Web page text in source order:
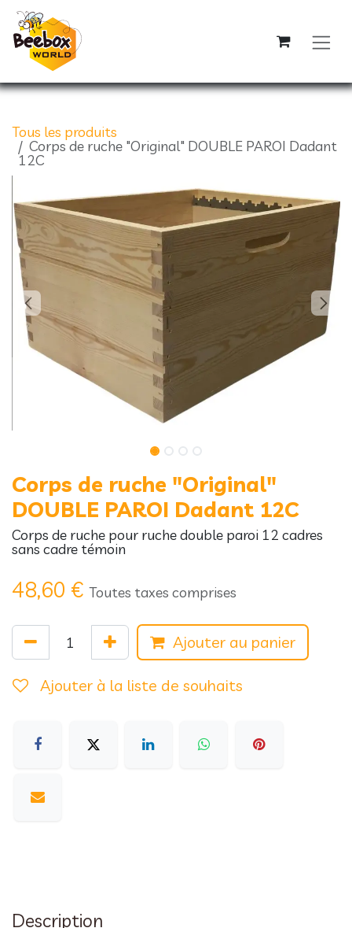
Se rendre au contenu
Tous les produits
Corps de ruche "Original" DOUBLE PAROI Dadant
12C
Corps de ruche "Original"
DOUBLE PAROI Dadant 12C
Corps de ruche pour ruche double paroi 12 cadres
sans cadre témoin
48,60 € Toutes taxes comprises
Ajouter au panier
Ajouter à la liste de souhaits
Description